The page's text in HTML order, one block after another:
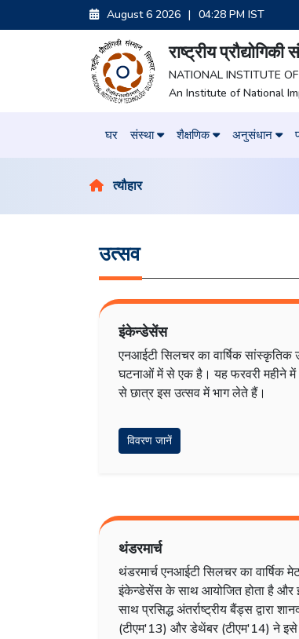
August 6 2026 | 04:28 PM IST
राष्ट्रीय
NATIONAL INSTITUTE
An Institute of National
घर संस्था शैक्षणिक अनुसंधान
त्यौहार
उत्सव
इंकेन्डेसेंस
एनआईटी सिलचर का वार्षिक
घटनाओं में से एक है। यह फरवरी महीने में
से छात्र इस उत्सव में भाग लेते हैं।
विवरण जानें
थंडरमार्च
थंडरमार्च एनआईटी सिलचर का वार्षिक
इंकेन्डेसेंस के साथ आयोजित होता है और
साथ प्रसिद्ध अंतर्राष्ट्रीय बैंड्स द्वारा
(टीएम'13) और डेथेंबर (टीएम'14) ने इसे